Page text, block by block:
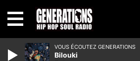
VOUS ÉCOUTEZ GENERATIONS
Bilouki